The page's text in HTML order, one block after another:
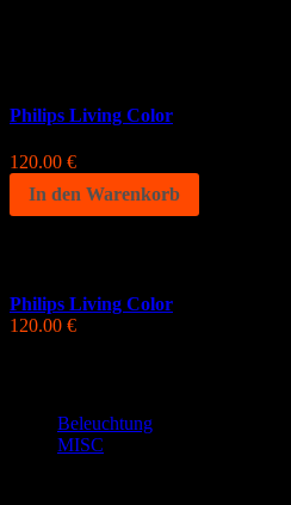
Philips Living Color
120.00 €
In den Warenkorb
Philips Living Color
120.00 €
Beleuchtung
MISC